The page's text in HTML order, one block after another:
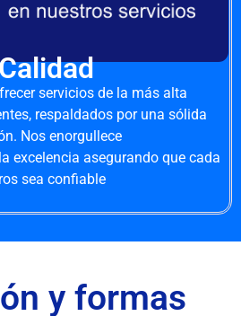
servicios de la más alta
respaldados por una sólida
Nos enorgullece
excelencia asegurando que cada
sea confiable
y formas